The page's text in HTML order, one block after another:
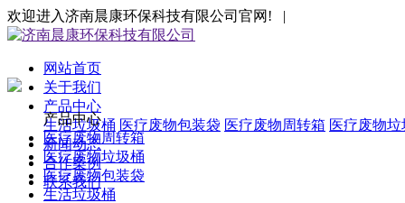
欢迎进入济南晨康环保科技有限公司官网! |
网站首页
关于我们
产品中心
生活垃圾桶 医疗废物包装袋 医疗废物周转箱 医疗废物垃
新闻动态
合作案例
联系我们
产品中心
医疗废物周转箱
医疗废物垃圾桶
医疗废物包装袋
生活垃圾桶